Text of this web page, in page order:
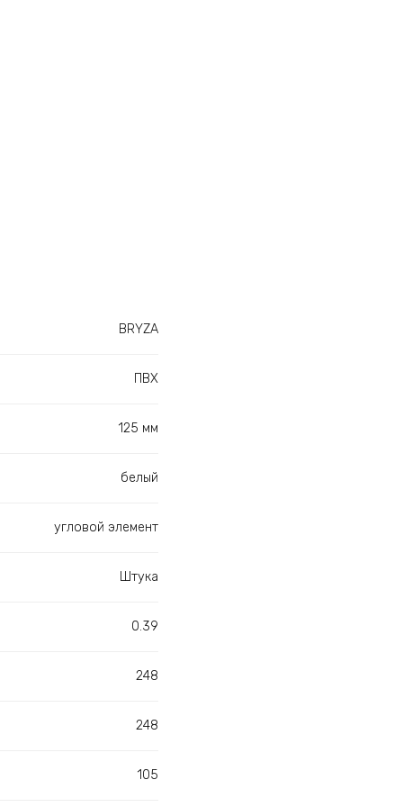
BRYZA
ПВХ
125 мм
белый
угловой элемент
Штука
0.39
248
248
105